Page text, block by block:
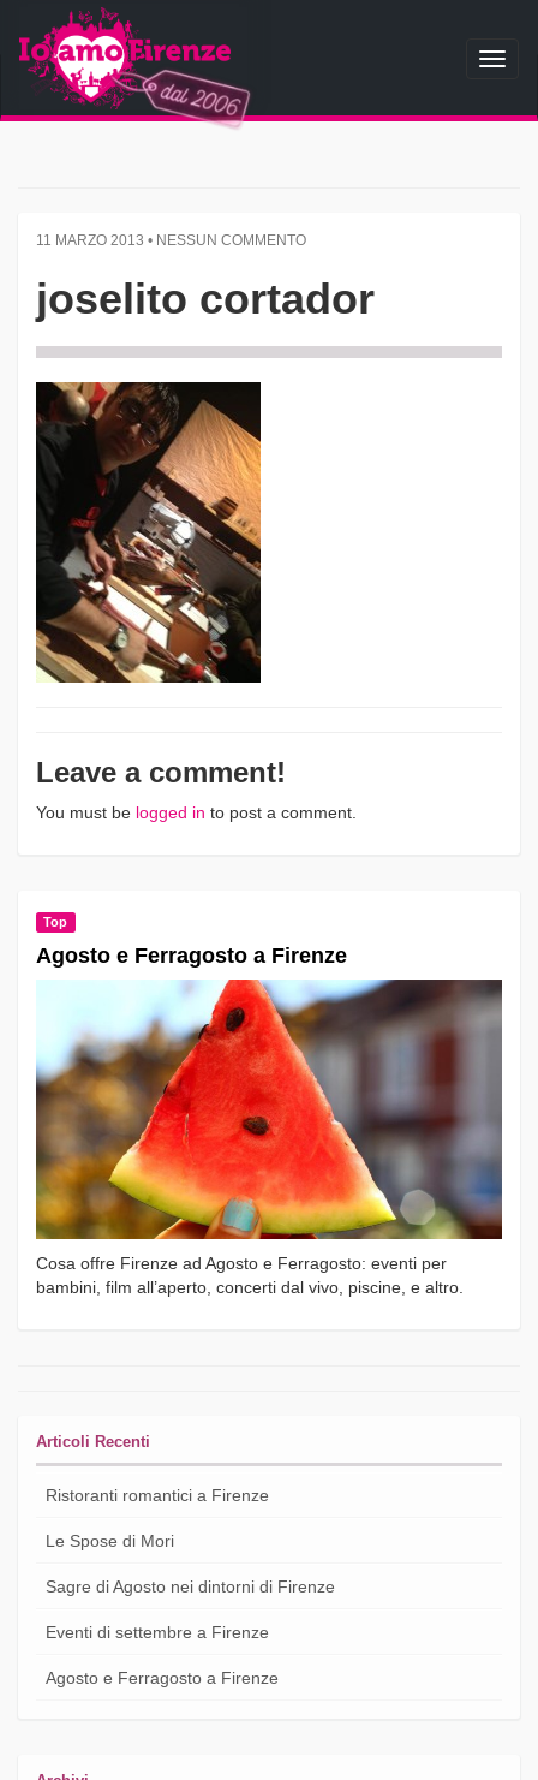
11 MARZO 2013 • NESSUN COMMENTO
joselito cortador
Leave a comment!
You must be logged in to post a comment.
Top
Agosto e Ferragosto a Firenze
Cosa offre Firenze ad Agosto e Ferragosto: eventi per
bambini, film all’aperto, concerti dal vivo, piscine, e altro.
Articoli Recenti
Ristoranti romantici a Firenze
Le Spose di Mori
Sagre di Agosto nei dintorni di Firenze
Eventi di settembre a Firenze
Agosto e Ferragosto a Firenze